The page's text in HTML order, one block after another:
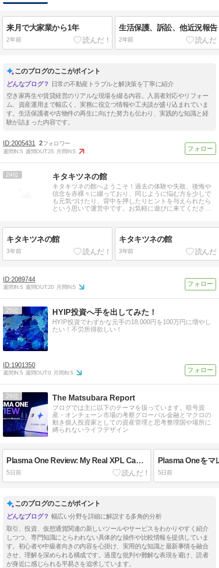
来月で大家業から1年
2年前
生活保護、訴訟、他近況報告
2年前
このブログのここがポイント
日常の不動産トラブルと解決策を丁寧に紹介
空き家再生や賃貸経営のリアルな現場を綴る内容。入居者対応やリフォー
ム、資産運用まで幅広く、実務に役立つ情報や工夫談が盛り込まれていま
す。生活保護者や古物件の再生に向けた努力も伝わり、実践的な知識と経
験が詰まった内容です。
2005431 2
週間IN:5 週間OUT:25 月間IN:5
24 キタキツネの館
キタキツネの館へようこそ！過去の体験や失敗、後悔や
信念を赤裸々に綴っており、同じように悩む方を少しで
も元気づけたり、背中を押したりヒントを与えられたら
という思いで運営中です。お気軽に遊びに来てください
キタキツネの館
3年前
キタキツネの館
3年前
2089744
週間IN:5 週間OUT:20 月間IN:5
25 HYIP投資へ手を出してみた！
HYIP投資でわずかな元手の18,000円を100万円に増やし
たい！不労所得欲しい！
1901350
週間IN:5 週間OUT:0 月間IN:5
26 The Matsubara Report
ブログでは主に以下のテーマを扱っています。暗号資
産・オンチェーン市場の考察グローバル金融とマクロの
動き個人投資家としての資産管理と思考整理国や場所に
縛られないライフデザイン
Plasma One Review: My Real XPL Cashback Results in Malaysia
5日前 5日前
このブログのここがポイント
幅広い分野を詳細に解説する多角的分析
取引、投資、仮想通貨関連の新しいツールやサービスをわかりやすく紹介
しつつ、専門知識にとらわれない具体的な操作や比較情報を提供していま
す。初心者や中級者向きの内容を心掛け、実用的な知識と最新事情を融合
させ、理解を深められる構成です。過度な批判や難解な表現を避け、読者
が身近に感じられる平易さを追求しています。